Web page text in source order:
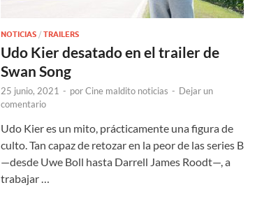
NOTICIAS / TRAILERS
Udo Kier desatado en el trailer de
Swan Song
25 junio, 2021 - porCine maldito noticias - Dejar un
comentario
Udo Kier es un mito, prácticamente una figura de
culto. Tan capaz de retozar en la peor de las series B
—desde Uwe Boll hasta Darrell James Roodt—, a
trabajar …